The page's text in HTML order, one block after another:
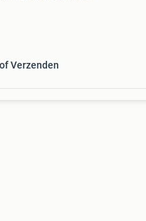
Verzenden